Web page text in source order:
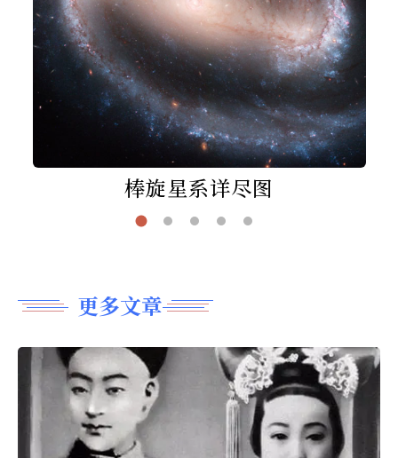
棒旋星系详尽图
更多文章